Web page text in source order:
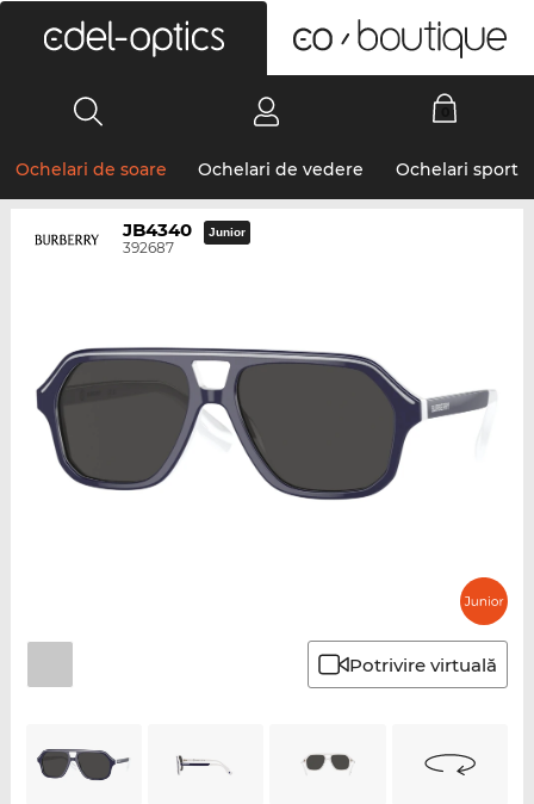
Ochelari de soare Ochelari de vedere Ochelari sport
JB4340
392687
Junior
Potrivire virtuală